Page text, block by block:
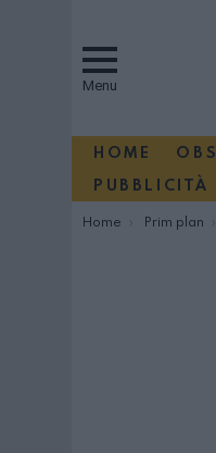
Menu
HOME
PUBBLICITÀ
You are here:
Home Prim plan